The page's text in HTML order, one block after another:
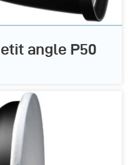
angle P50